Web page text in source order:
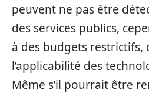
peuvent ne pas être
des services publics,
à des budgets restrictifs,
l’applicabilité des
Même s’il pourrait être